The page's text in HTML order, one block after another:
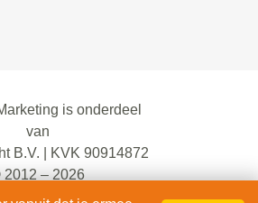
is onderdeel
van
B.V. | KVK 90914872
– 2026
voorbehouden.